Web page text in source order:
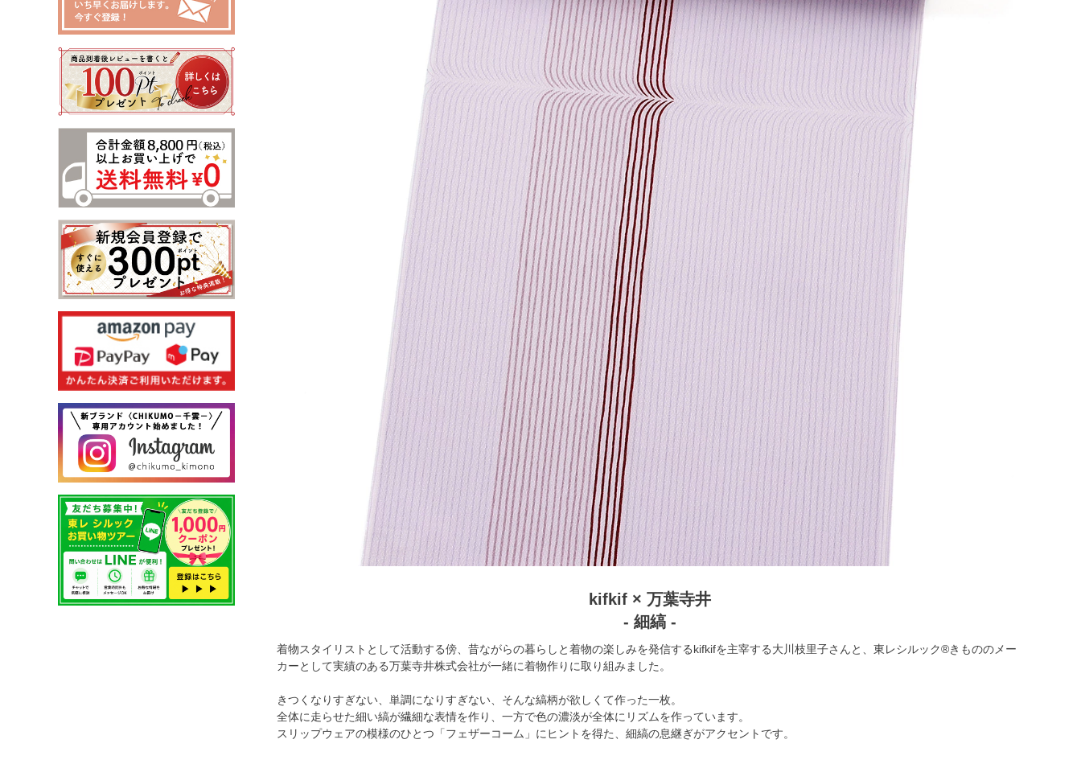
kifkif × 万葉寺井
- 細縞 -
着物スタイリストとして活動する傍、昔ながらの暮らしと着物の楽しみを発信するkifkifを主宰する大川枝里子さんと、東レシルック®きもののメー
カーとして実績のある万葉寺井株式会社が一緒に着物作りに取り組みました。
きつくなりすぎない、単調になりすぎない、そんな縞柄が欲しくて作った一枚。
全体に走らせた細い縞が繊細な表情を作り、一方で色の濃淡が全体にリズムを作っています。
スリップウェアの模様のひとつ「フェザーコーム」にヒントを得た、細縞の息継ぎがアクセントです。